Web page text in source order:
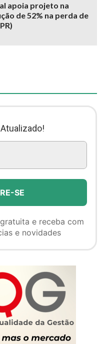
apoia projeto na
de 52% na perda de
e receba com
e novidades